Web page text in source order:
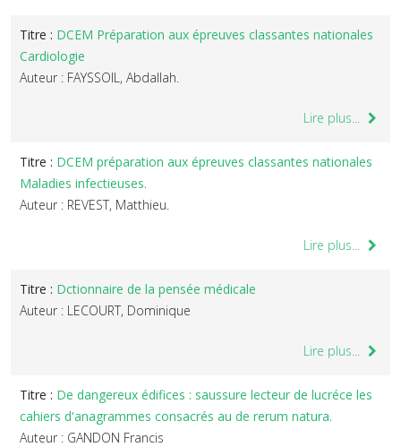
Titre : DCEM Préparation aux épreuves classantes nationales
Cardiologie
Auteur : FAYSSOIL, Abdallah.
Lire plus...
Titre : DCEM préparation aux épreuves classantes nationales
Maladies infectieuses.
Auteur : REVEST, Matthieu.
Lire plus...
Titre : Dctionnaire de la pensée médicale
Auteur : LECOURT, Dominique
Lire plus...
Titre : De dangereux édifices : saussure lecteur de lucréce les
cahiers d'anagrammes consacrés au de rerum natura.
Auteur : GANDON Francis